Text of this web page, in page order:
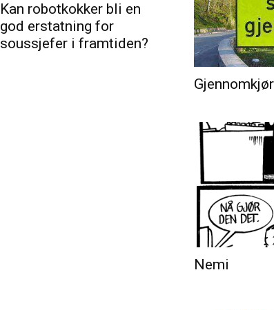
Kan robotkokker bli en
god erstatning for
soussjefer i framtiden?
Nemi